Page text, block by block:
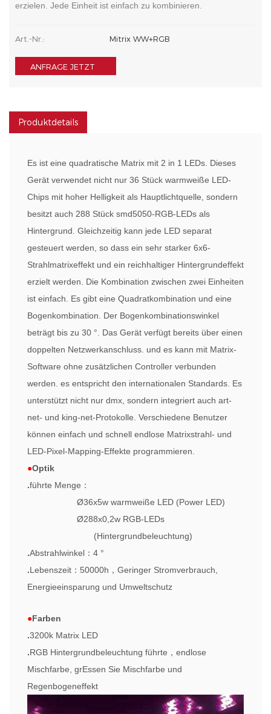
erzielen. Jede Einheit ist einfach zu kombinieren.
Art.-Nr.: Mitrix WW+RGB
ANFRAGE JETZT
Produktdetails
Es ist eine quadratische Matrix mit 2 in 1 LEDs. Dieses
Gerät verwendet nicht nur 36 Stück warmweiße LED-
Chips mit hoher Helligkeit als Hauptlichtquelle, sondern
besitzt auch 288 Stück smd5050-RGB-LEDs als
Hintergrund. Gleichzeitig kann jede LED separat
gesteuert werden, so dass ein sehr starker 6x6-
Strahlmatrixeffekt und ein reichhaltiger Hintergrundeffekt
erzielt werden. Die Kombination zwischen zwei Einheiten
ist einfach. Es gibt eine Quadratkombination und eine
Bogenkombination. Der Bogenkombinationswinkel
beträgt bis zu 30 °. Das Gerät verfügt bereits über einen
doppelten Netzwerkanschluss. und es kann mit Matrix-
Software ohne zusätzlichen Controller verbunden
werden. es entspricht den internationalen Standards. Es
unterstützt nicht nur dmx, sondern integriert auch art-
net- und king-net-Protokolle. Verschiedene Benutzer
können einfach und schnell endlose Matrixstrahl- und
LED-Pixel-Mapping-Effekte programmieren.
●Optik
.führte Menge ：
Ø36x5w warmweiße LED (Power LED)
Ø288x0,2w RGB-LEDs
(Hintergrundbeleuchtung)
.Abstrahlwinkel ： 4 °
.Lebenszeit ： 50000h ， Geringer Stromverbrauch,
Energieeinsparung und Umweltschutz
●Farben
.3200k Matrix LED
.RGB Hintergrundbeleuchtung führte ， endlose
Mischfarbe, grEssen Sie Mischfarbe und
Regenbogeneffekt